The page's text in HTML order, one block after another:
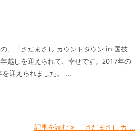
、「さだまさし カウントダウン in 国技
越しを迎えられて、幸せです。2017年の
迎えられました。 ...
記事を読む 「さだまさし カ ...